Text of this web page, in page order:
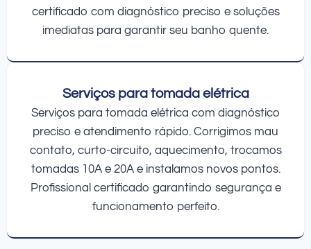
certificado com diagnóstico preciso e soluções
imediatas para garantir seu banho quente.
Serviços para tomada elétrica
Serviços para tomada elétrica com diagnóstico
preciso e atendimento rápido. Corrigimos mau
contato, curto-circuito, aquecimento, trocamos
tomadas 10A e 20A e instalamos novos pontos.
Profissional certificado garantindo segurança e
funcionamento perfeito.